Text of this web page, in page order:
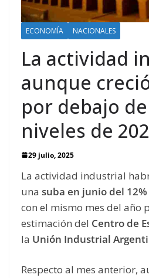
ECONOMÍA NACIONALES
La actividad
aunque
por debajo
niveles de
29 julio, 2025
La actividad industrial
una suba en junio del 12%
con el mismo mes del año
estimación del Centro de
la Unión Industrial
Respecto al mes anterior,